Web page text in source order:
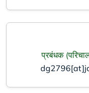
प्रबंधक